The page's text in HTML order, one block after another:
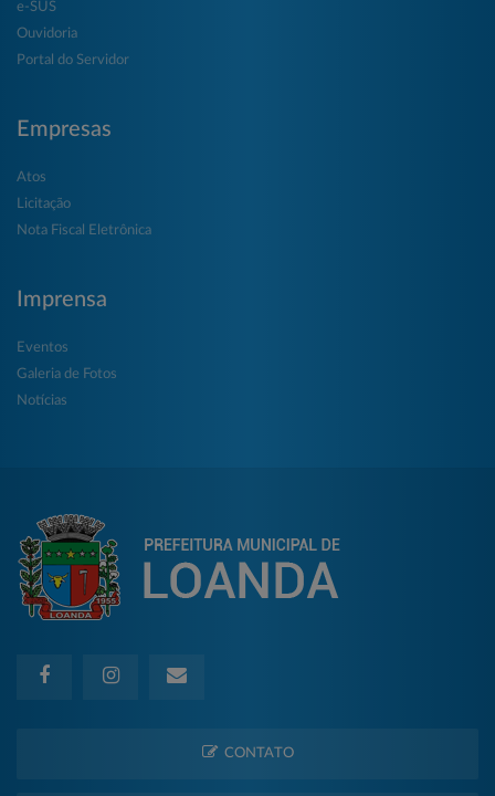
e-SUS
Ouvidoria
Portal do Servidor
Empresas
Atos
Licitação
Nota Fiscal Eletrônica
Imprensa
Eventos
Galeria de Fotos
Notícias
CONTATO